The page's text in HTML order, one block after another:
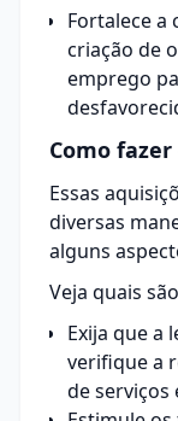
Fortalece a
criação de
emprego
Como
Essas
diversas
alguns
Veja quais
Exija que a
verifique a
de serviços